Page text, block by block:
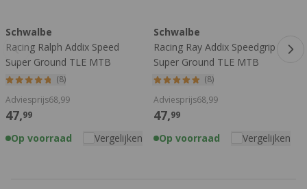
Ook tubeless te gebruiken.
Montage
Deze band is tubeless ready. Om hem tubeless te maken, heb
je het volgende nodig:
Schwalbe
Racing Ralph Addix Speed
Super Ground TLE MTB
Buitenband (8)
47,99
Adviesprijs68,99
Op voorraad Vergelijken
Schwalbe
Racing Ray Addix Speedgrip
Super Ground TLE MTB
Buitenband (8)
47,99
Adviesprijs68,99
Op voorraad Vergelijken